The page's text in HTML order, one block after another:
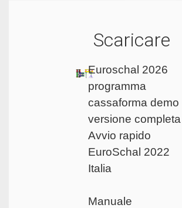
Scaricare
Euroschal 2026
programma
cassaforma demo
versione completa
Avvio rapido
EuroSchal 2022
Italia
Manuale